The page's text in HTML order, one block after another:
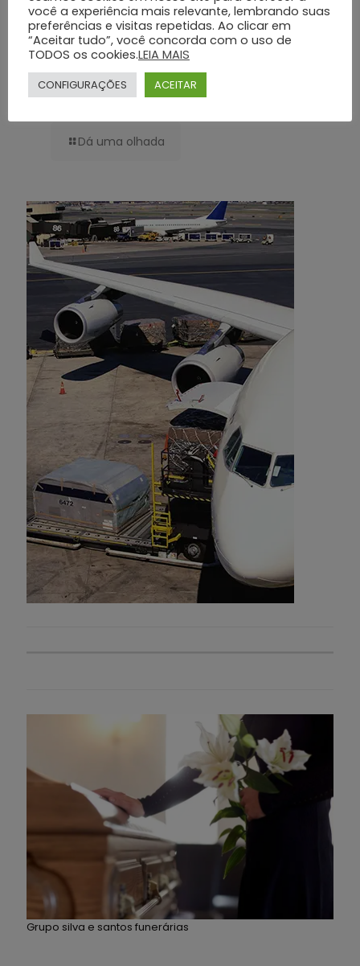
Translado Funerário: Grupo Silva e Santos – Serviço Humanizado e
Profissional
Dá uma olhada
Grupo silva e santos funerárias
você a experiência mais relevante, lembrando suas
preferências e visitas repetidas. Ao clicar em
“Aceitar tudo”, você concorda com o uso de
TODOS os cookies.LEIA MAIS
CONFIGURAÇÕES ACEITAR